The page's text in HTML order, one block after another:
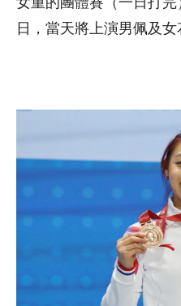
日，當天將上演男佩及女